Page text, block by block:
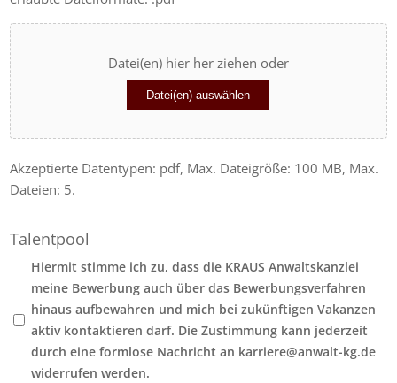
Datei(en) hier her ziehen oder
Datei(en) auswählen
Akzeptierte Datentypen: pdf, Max. Dateigröße: 100 MB, Max.
Dateien: 5.
Talentpool
Hiermit stimme ich zu, dass die KRAUS Anwaltskanzlei
meine Bewerbung auch über das Bewerbungsverfahren
hinaus aufbewahren und mich bei zukünftigen Vakanzen
aktiv kontaktieren darf. Die Zustimmung kann jederzeit
durch eine formlose Nachricht an karriere@anwalt-kg.de
widerrufen werden.